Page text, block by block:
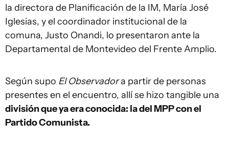
la directora de Planificación de la IM, María José
Iglesias, y el coordinador institucional de la
comuna, Justo Onandi, lo presentaron ante la
Departamental de Montevideo del Frente Amplio.
Según supo El Observadora partir de personas
presentes en el encuentro, allí se hizo tangible una
división que ya era conocida: la del MPP con el
Partido Comunista.